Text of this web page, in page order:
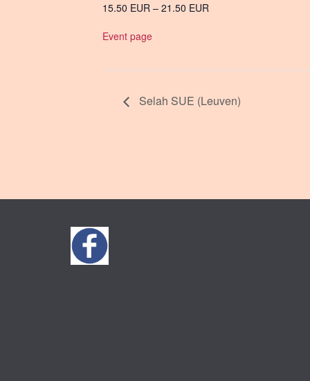
15.50 EUR – 21.50 EUR
Event page
Selah SUE (Leuven)